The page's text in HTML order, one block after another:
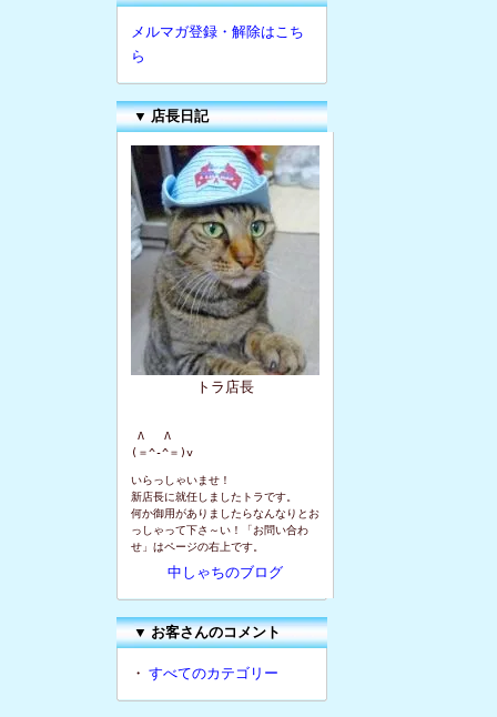
メルマガ登録・解除はこち
ら
▼ 店長日記
トラ店長
Λ   Λ
(＝^-^＝)v
いらっしゃいませ！
新店長に就任しましたトラです。
何か御用がありましたらなんなりとお
っしゃって下さ～い！「お問い合わ
せ」はページの右上です。
中しゃちのブログ
▼お客さんのコメント
・ すべてのカテゴリー